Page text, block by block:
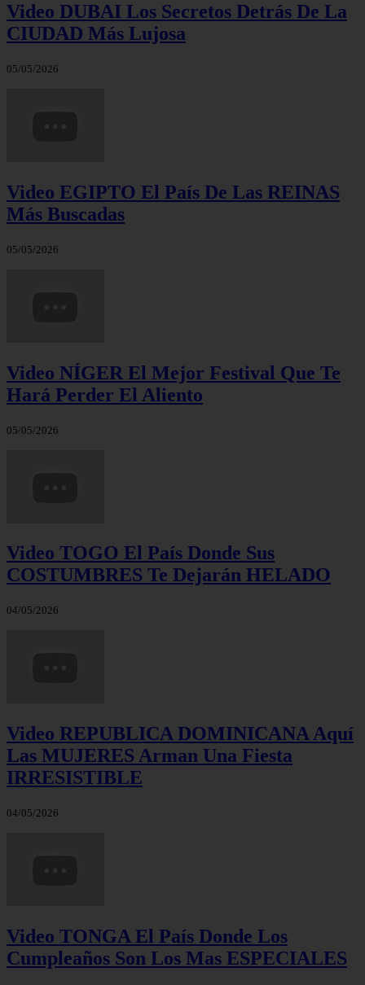
Video DUBAI Los Secretos Detrás De La
CIUDAD Más Lujosa
05/05/2026
Video EGIPTO El País De Las REINAS
Más Buscadas
05/05/2026
Video NÍGER El Mejor Festival Que Te
Hará Perder El Aliento
05/05/2026
Video TOGO El País Donde Sus
COSTUMBRES Te Dejarán HELADO
04/05/2026
Video REPUBLICA DOMINICANA Aquí
Las MUJERES Arman Una Fiesta
IRRESISTIBLE
04/05/2026
Video TONGA El País Donde Los
Cumpleaños Son Los Mas ESPECIALES